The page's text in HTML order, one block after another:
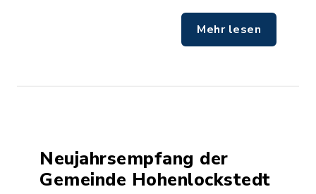
Mehr lesen
Neujahrsempfang der
Gemeinde Hohenlockstedt